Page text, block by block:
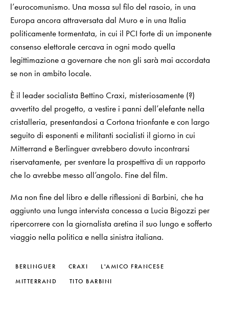
l’eurocomunismo. Una mossa sul filo del rasoio, in una
Europa ancora attraversata dal Muro e in una Italia
politicamente tormentata, in cui il PCI forte di un imponente
consenso elettorale cercava in ogni modo quella
legittimazione a governare che non gli sarà mai accordata
se non in ambito locale.
È il leader socialista Bettino Craxi, misteriosamente (?)
avvertito del progetto, a vestire i panni dell’elefante nella
cristalleria, presentandosi a Cortona trionfante e con largo
seguito di esponenti e militanti socialisti il giorno in cui
Mitterrand e Berlinguer avrebbero dovuto incontrarsi
riservatamente, per sventare la prospettiva di un rapporto
che lo avrebbe messo all’angolo. Fine del film.
Ma non fine del libro e delle riflessioni di Barbini, che ha
aggiunto una lunga intervista concessa a Lucia Bigozzi per
ripercorrere con la giornalista aretina il suo lungo e sofferto
viaggio nella politica e nella sinistra italiana.
BERLINGUER CRAXI
L'AMICO FRANCESE
MITTERRAND
TITO BARBINI